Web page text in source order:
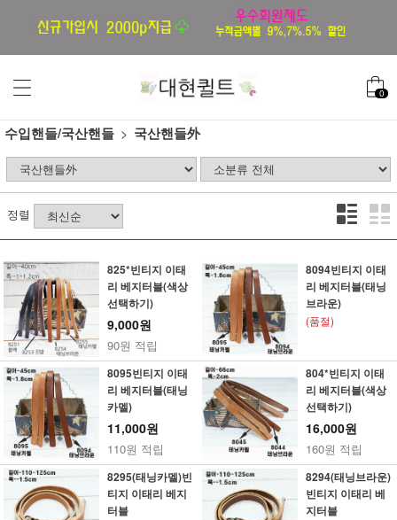
0
수입핸들/국산핸들 국산핸들外
정렬
825*빈티지 이태
리 베지터블(색상
선택하기)
9,000원
90원 적립
8094빈티지 이태
리 베지터블(태닝
브라운)
(품절)
8095빈티지 이태
리 베지터블(태닝
카멜)
11,000원
110원 적립
804*빈티지 이태
리 베지터블(색상
선택하기)
16,000원
160원 적립
8295(태닝카멜)빈
티지 이태리 베지
터블
8294(태닝브라운)
빈티지 이태리 베
지터블